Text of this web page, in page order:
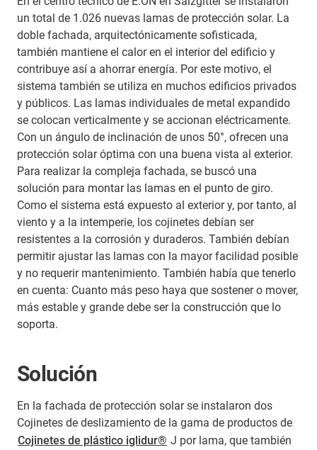
un total de 1.026 nuevas lamas de protección solar. La
doble fachada, arquitectónicamente sofisticada,
también mantiene el calor en el interior del edificio y
contribuye así a ahorrar energía. Por este motivo, el
sistema también se utiliza en muchos edificios privados
y públicos. Las lamas individuales de metal expandido
se colocan verticalmente y se accionan eléctricamente.
Con un ángulo de inclinación de unos 50°, ofrecen una
protección solar óptima con una buena vista al exterior.
Para realizar la compleja fachada, se buscó una
solución para montar las lamas en el punto de giro.
Como el sistema está expuesto al exterior y, por tanto, al
viento y a la intemperie, los cojinetes debían ser
resistentes a la corrosión y duraderos. También debían
permitir ajustar las lamas con la mayor facilidad posible
y no requerir mantenimiento. También había que tenerlo
en cuenta: Cuanto más peso haya que sostener o mover,
más estable y grande debe ser la construcción que lo
soporta.
Solución
En la fachada de protección solar se instalaron dos
Cojinetes de deslizamiento de la gama de productos de
Cojinetes de plástico iglidur® J por lama, que también